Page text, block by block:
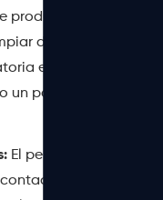
productos químicos.
derrames de
en toda el área
un paño húmedo en
El peligro principal
y resbalón.